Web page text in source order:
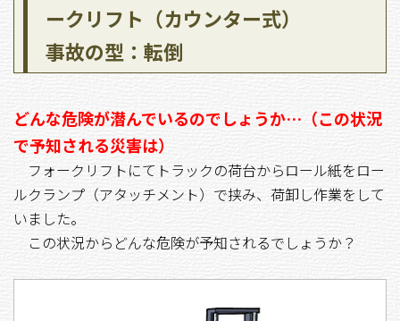
ークリフト（カウンター式）
事故の型：転倒
どんな危険が潜んでいるのでしょうか…（この状況
で予知される災害は）
フォークリフトにてトラックの荷台からロール紙をロー
ルクランプ（アタッチメント）で挟み、荷卸し作業をして
いました。
この状況からどんな危険が予知されるでしょうか？